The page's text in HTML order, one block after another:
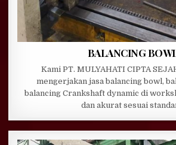
BALANCING
Kami PT. MULYAHATI CIPTA
mengerjakan jasa balancing bowl,
balancing Crankshaft dynamic di
dan akurat sesuai